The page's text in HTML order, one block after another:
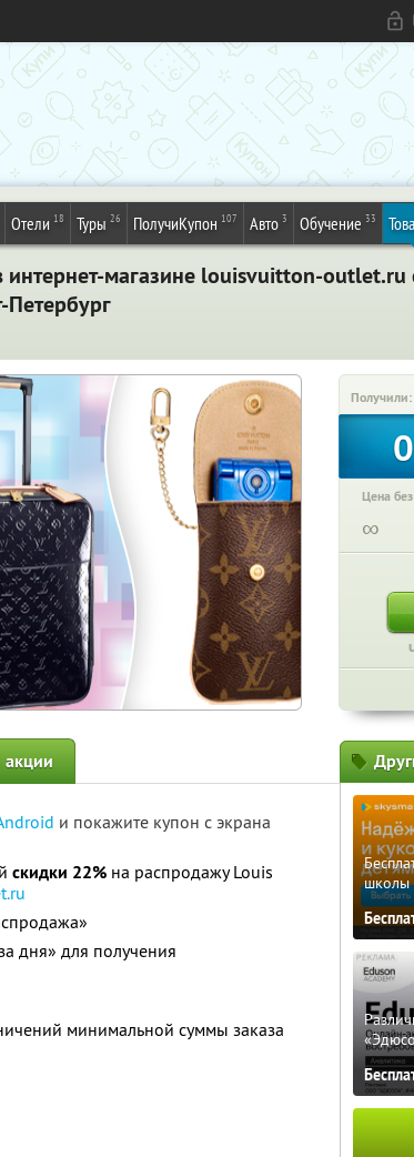
Отели 18 Туры 26 ПолучиКупон 107 Авто 3 Обучение 33
магазине louisvuitton-outlet.ru
Петербург
Получили:
0
Цена
∞
и покажите купон с экрана
скидки 22% на распродажу Louis
дня» для получения
минимальной суммы заказа
школы